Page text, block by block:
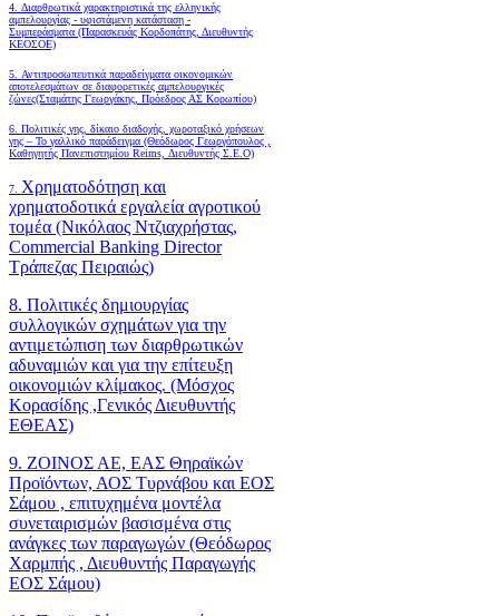
4. Διαρθρωτικά χαρακτηριστικά της ελληνικής
αμπελουργίας - υφιστάμενη κατάσταση -
Συμπεράσματα (Παρασκευάς Κορδοπάτης, Διευθυντής
ΚΕΟΣΟΕ)
5. Αντιπροσωπευτικά παραδείγματα οικονομικών
αποτελεσμάτων σε διαφορετικές αμπελουργικές
ζώνες(Σταμάτης Γεωργάκης, Πρόεδρος ΑΣ Κορωπίου)
6. Πολιτικές γης, δίκαιο διαδοχής, χωροταξικό χρήσεων
γης – Το γαλλικό παράδειγμα (Θεόδωρος Γεωργόπουλος ,
Καθηγητής Πανεπιστημίου Reims, Διευθυντής Σ.Ε.Ο)
7. Χρηματοδότηση και
χρηματοδοτικά εργαλεία αγροτικού
τομέα (Νικόλαος Ντζιαχρήστας,
Commercial Banking Director
Τράπεζας Πειραιώς)
8. Πολιτικές δημιουργίας
συλλογικών σχημάτων για την
αντιμετώπιση των διαρθρωτικών
αδυναμιών και για την επίτευξη
οικονομιών κλίμακος. (Μόσχος
Κορασίδης ,Γενικός Διευθυντής
ΕΘΕΑΣ)
9. ΖΟΙΝΟΣ ΑΕ, ΕΑΣ Θηραϊκών
Προϊόντων, ΑΟΣ Τυρνάβου και ΕΟΣ
Σάμου , επιτυχημένα μοντέλα
συνεταιρισμών βασισμένα στις
ανάγκες των παραγωγών (Θεόδωρος
Χαρμπής , Διευθυντής Παραγωγής
ΕΟΣ Σάμου)